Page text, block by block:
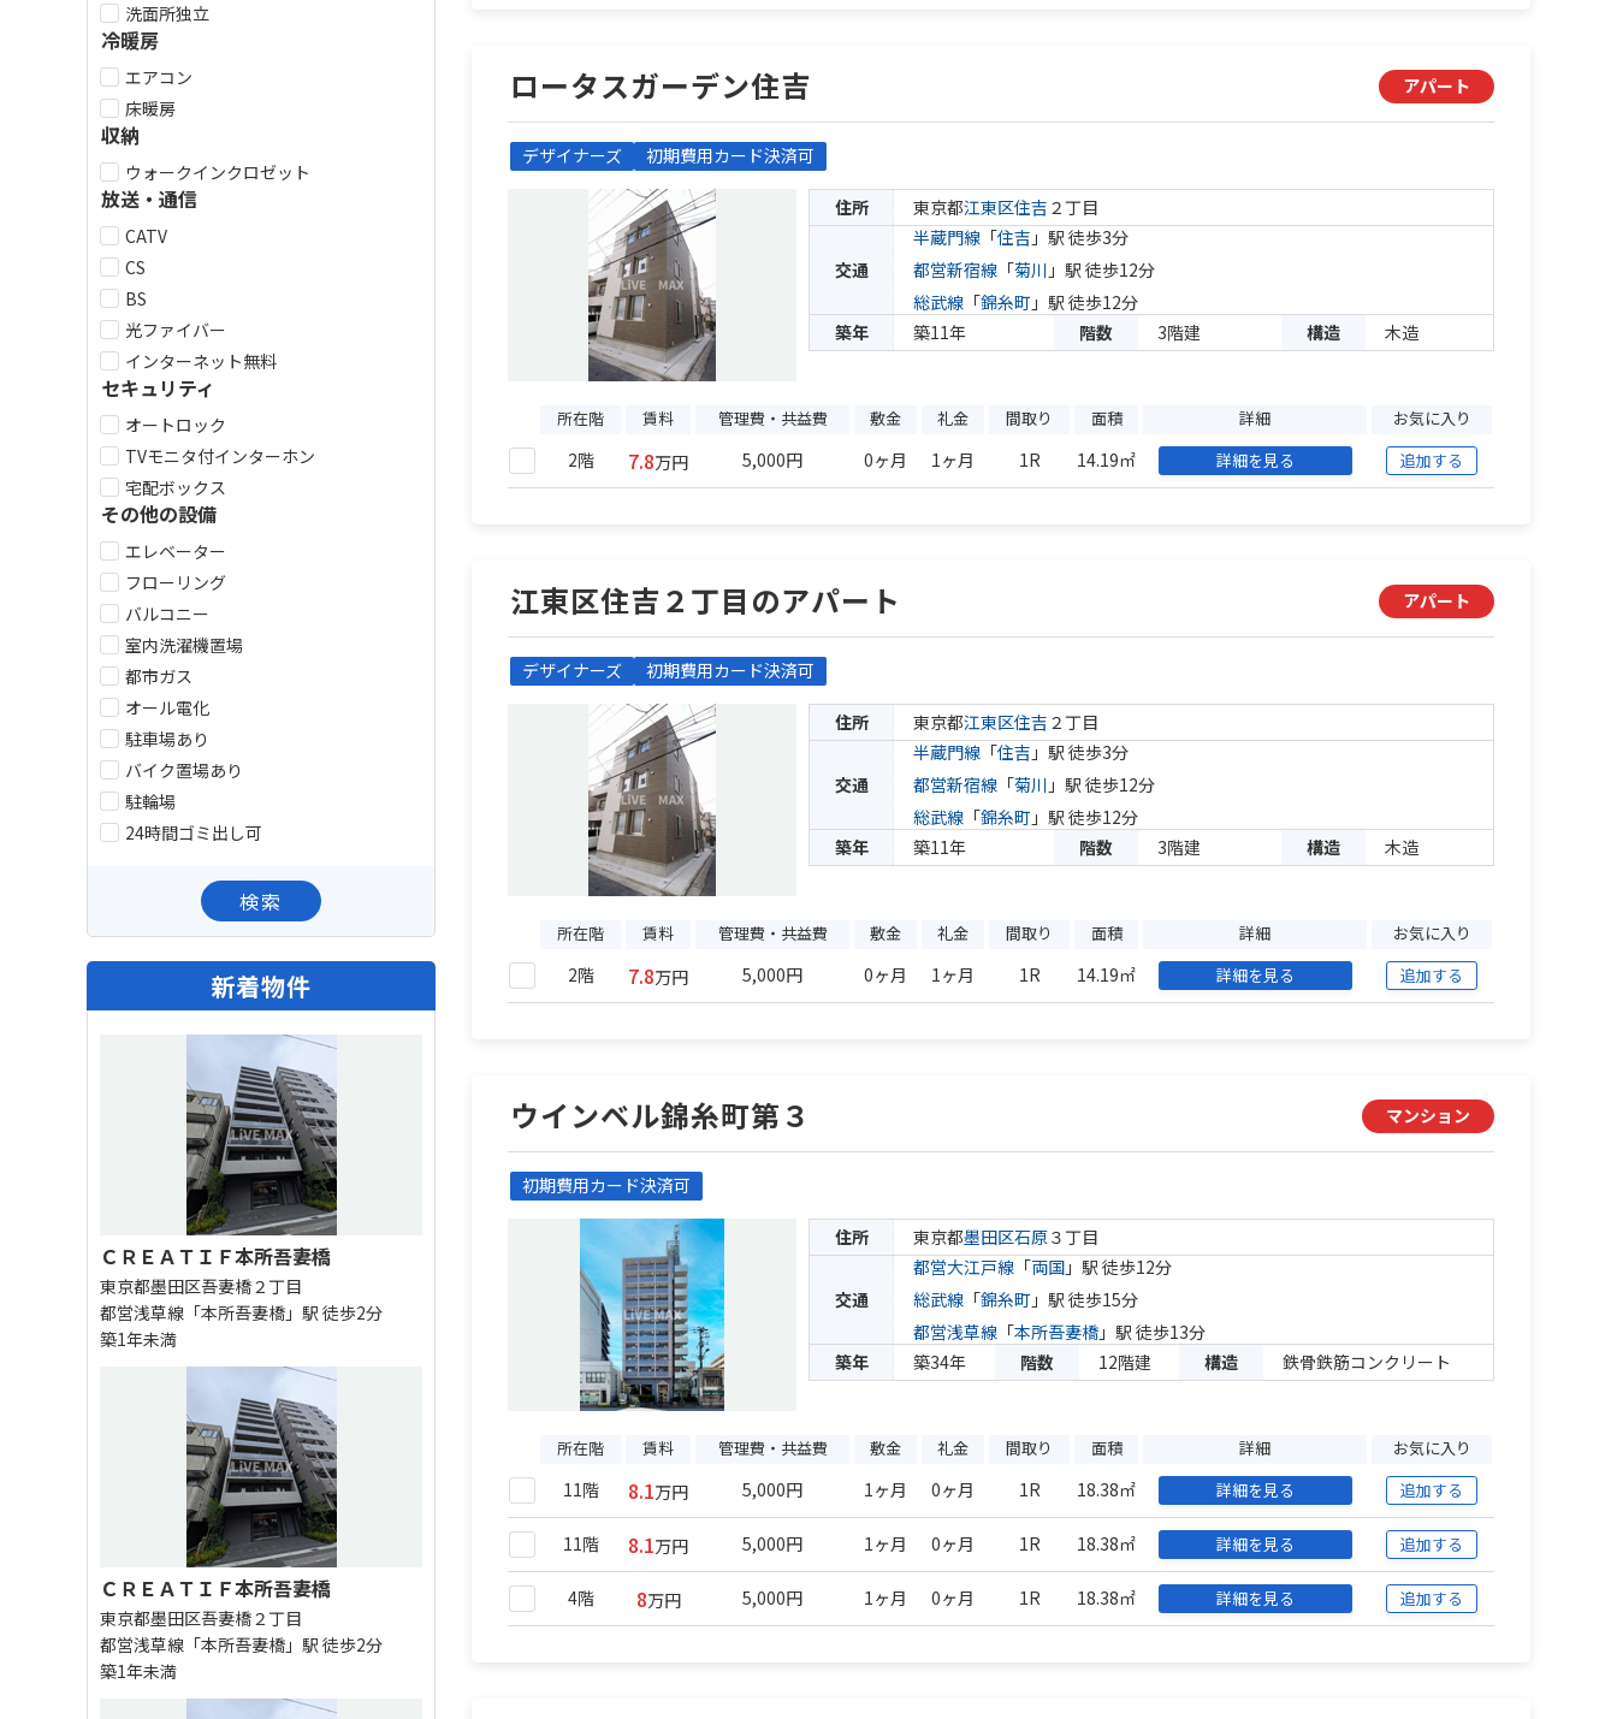
ロータスガーデン住吉 アパート
デザイナーズ 初期費用カード決済可
住所 東京都江東区住吉 ２丁目
交通
半蔵門線 「住吉 」駅 徒歩3分
都営新宿線 「菊川 」駅 徒歩12分
総武線 「錦糸町 」駅 徒歩12分
築年
築11年 階数 3階建 構造 木造
所在階 賃料 管理費・共益費 敷金 礼金 間取り 面積 詳細 お気に入り
2階 7.8万円 5,000円 0ヶ月 1ヶ月 1R 14.19㎡ 詳細を見る 追加する
江東区住吉２丁目のアパート アパート
デザイナーズ 初期費用カード決済可
住所 東京都江東区住吉 ２丁目
交通
半蔵門線 「住吉 」駅 徒歩3分
都営新宿線 「菊川 」駅 徒歩12分
総武線 「錦糸町 」駅 徒歩12分
築年
築11年 階数 3階建 構造 木造
所在階 賃料 管理費・共益費 敷金 礼金 間取り 面積 詳細 お気に入り
2階 7.8万円 5,000円 0ヶ月 1ヶ月 1R 14.19㎡ 詳細を見る 追加する
ウインベル錦糸町第３ マンション
初期費用カード決済可
住所 東京都墨田区石原３丁目
交通
都営大江戸線 「両国 」駅 徒歩12分
総武線 「錦糸町 」駅 徒歩15分
都営浅草線 「本所吾妻橋 」駅 徒歩13分
築年
築34年 階数 12階建 構造 鉄骨鉄筋コンクリート
所在階 賃料 管理費・共益費 敷金 礼金 間取り 面積 詳細 お気に入り
11階 8.1万円 5,000円 1ヶ月 0ヶ月 1R 18.38㎡ 詳細を見る 追加する
11階 8.1万円 5,000円 1ヶ月 0ヶ月 1R 18.38㎡ 詳細を見る 追加する
4階 8万円 5,000円 1ヶ月 0ヶ月 1R 18.38㎡ 詳細を見る 追加する
洗面所独立
冷暖房
エアコン
床暖房
収納
ウォークインクロゼット
放送・通信
CATV
CS
BS
光ファイバー
インターネット無料
セキュリティ
オートロック
TVモニタ付インターホン
宅配ボックス
その他の設備
エレベーター
フローリング
バルコニー
室内洗濯機置場
都市ガス
オール電化
駐車場あり
バイク置場あり
駐輪場
24時間ゴミ出し可
検索
新着物件
ＣＲＥＡＴＩＦ本所吾妻橋
東京都墨田区吾妻橋２丁目
都営浅草線「本所吾妻橋」駅 徒歩2分
築1年未満
ＣＲＥＡＴＩＦ本所吾妻橋
東京都墨田区吾妻橋２丁目
都営浅草線「本所吾妻橋」駅 徒歩2分
築1年未満